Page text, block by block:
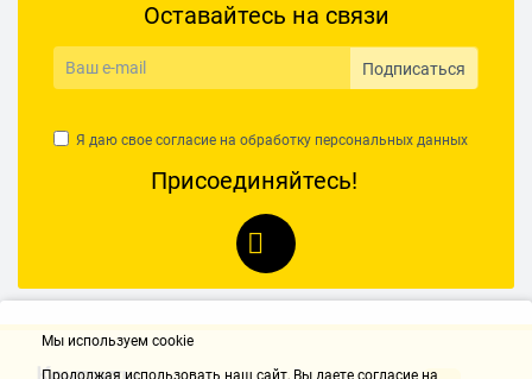
Оставайтесь на связи
Подписаться
Я даю свое согласие на обработку персональных данных
Присоединяйтесь!
Мы используем cookie
Продолжая использовать наш cайт, Вы даете согласие на